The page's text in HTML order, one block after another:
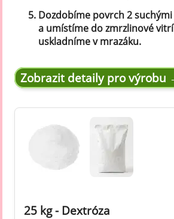
Dozdobíme povrch 2
a umístíme do zmrzlinové
uskladníme v mrazáku.
Zobrazit detaily pro výrobu
25 kg - Dextróza